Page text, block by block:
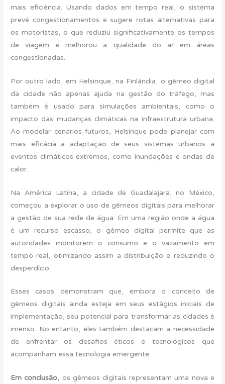
mais eficiência. Usando dados em tempo real, o sistema
prevê congestionamentos e sugere rotas alternativas para
os motoristas, o que reduziu significativamente os tempos
de viagem e melhorou a qualidade do ar em áreas
congestionadas.
Por outro lado, em Helsinque, na Finlândia, o gêmeo digital
da cidade não apenas ajuda na gestão do tráfego, mas
também é usado para simulações ambientais, como o
impacto das mudanças climáticas na infraestrutura urbana.
Ao modelar cenários futuros, Helsinque pode planejar com
mais eficácia a adaptação de seus sistemas urbanos a
eventos climáticos extremos, como inundações e ondas de
calor.
Na América Latina, a cidade de Guadalajara, no México,
começou a explorar o uso de gêmeos digitais para melhorar
a gestão de sua rede de água. Em uma região onde a água
é um recurso escasso, o gêmeo digital permite que as
autoridades monitorem o consumo e o vazamento em
tempo real, otimizando assim a distribuição e reduzindo o
desperdício.
Esses casos demonstram que, embora o conceito de
gêmeos digitais ainda esteja em seus estágios iniciais de
implementação, seu potencial para transformar as cidades é
imenso. No entanto, eles também destacam a necessidade
de enfrentar os desafios éticos e tecnológicos que
acompanham essa tecnologia emergente.
Em conclusão, os gêmeos digitais representam uma nova e